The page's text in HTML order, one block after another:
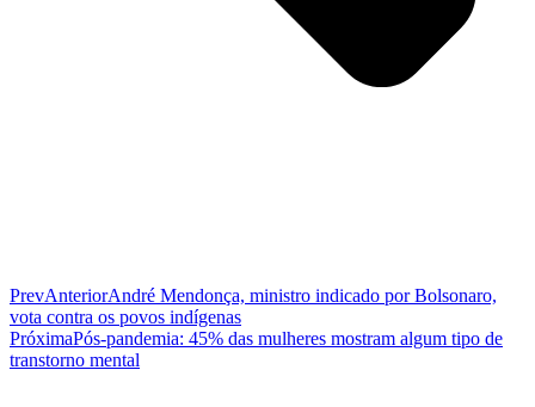
PrevAnteriorAndré Mendonça, ministro indicado por Bolsonaro,
vota contra os povos indígenas
PróximaPós-pandemia: 45% das mulheres mostram algum tipo de
transtorno mental